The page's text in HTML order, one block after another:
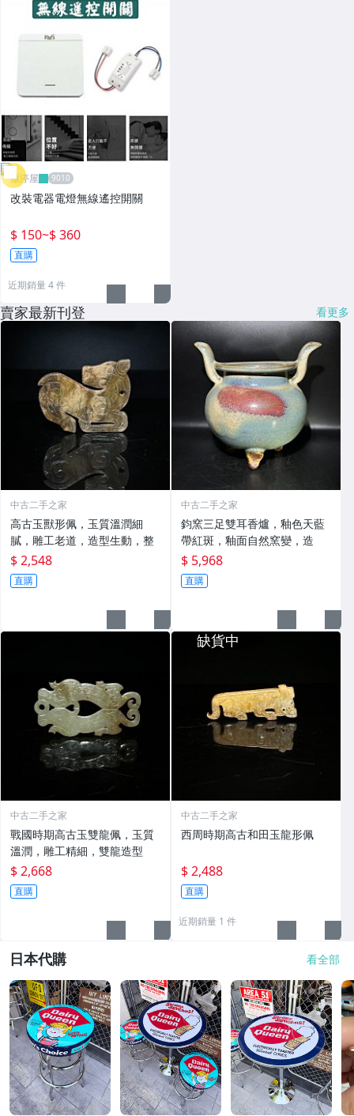
雁渟屋
改裝電器電燈無線遙控開關
$ 150~$ 360
直購
近期銷量 4 件
賣家最新刊登 看更多
中古二手之家
高古玉獸形佩，玉質溫潤細
膩，雕工老道，造型生動，整
$ 2,548
直購
中古二手之家
鈞窯三足雙耳香爐，釉色天藍
帶紅斑，釉面自然窯變，造
$ 5,968
直購
中古二手之家
戰國時期高古玉雙龍佩，玉質
溫潤，雕工精細，雙龍造型
$ 2,668
直購
中古二手之家
西周時期高古和田玉龍形佩
$ 2,488
直購
近期銷量 1 件
日本代購 看全部